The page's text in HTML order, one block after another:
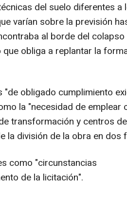
del suelo diferentes a
varían sobre la previsión
al borde del colapso
obliga a replantar la
obligado cumplimiento
la "necesidad de emplear
transformación y centros de
la división de la obra en dos
como "circunstancias
de la licitación".